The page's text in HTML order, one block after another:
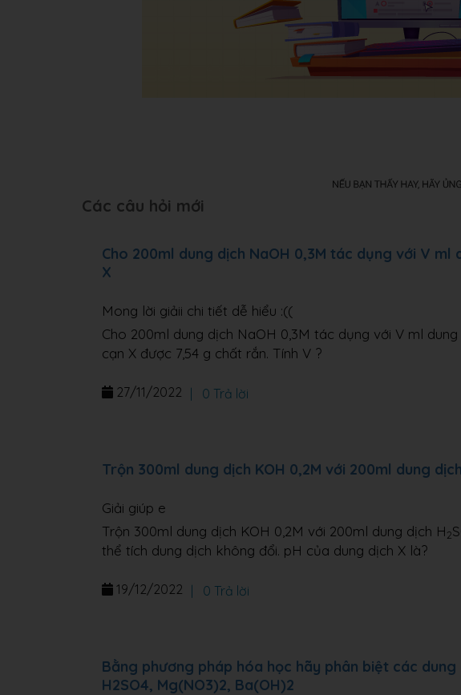
Các câu hỏi mới
Cho 200ml dung dịch NaOH 0,3M tác dụng với V ml
X
Mong lời giảii chi tiết dễ hiểu :((
Cho 200ml dung dịch NaOH 0,3M tác dụng với V ml dung
cạn X được 7,54 g chất rắn. Tính V ?
27/11/2022 0 Trả lời
Trộn 300ml dung dịch KOH 0,2M với 200ml dung
Giải giúp e
Trộn 300ml dung dịch KOH 0,2M với 200ml dung dịch H2
thể tích dung dịch không đổi. pH của dung dịch X là?
19/12/2022 0 Trả lời
Bằng phương pháp hóa học hãy phân biệt các
H2SO4, Mg(NO3)2, Ba(OH)2